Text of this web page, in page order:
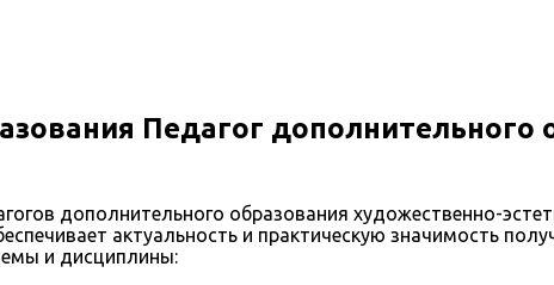
Педагог дополнительного
дополнительного образования художественно-
актуальность и практическую значимость
и дисциплины: